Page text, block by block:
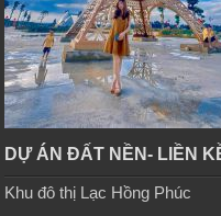
DỰ ÁN ĐẤT NỀN- LIỀN
Khu đô thị Lạc Hồng Phúc